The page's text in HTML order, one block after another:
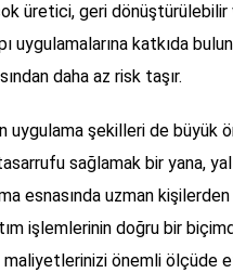
üretici, geri
uygulamalarına katkıda
daha az risk taşır.
uygulama şekilleri de büyük
sağlamak bir yana,
esnasında uzman
işlemlerinin doğru bir
maliyetlerinizi önemli ölçüde